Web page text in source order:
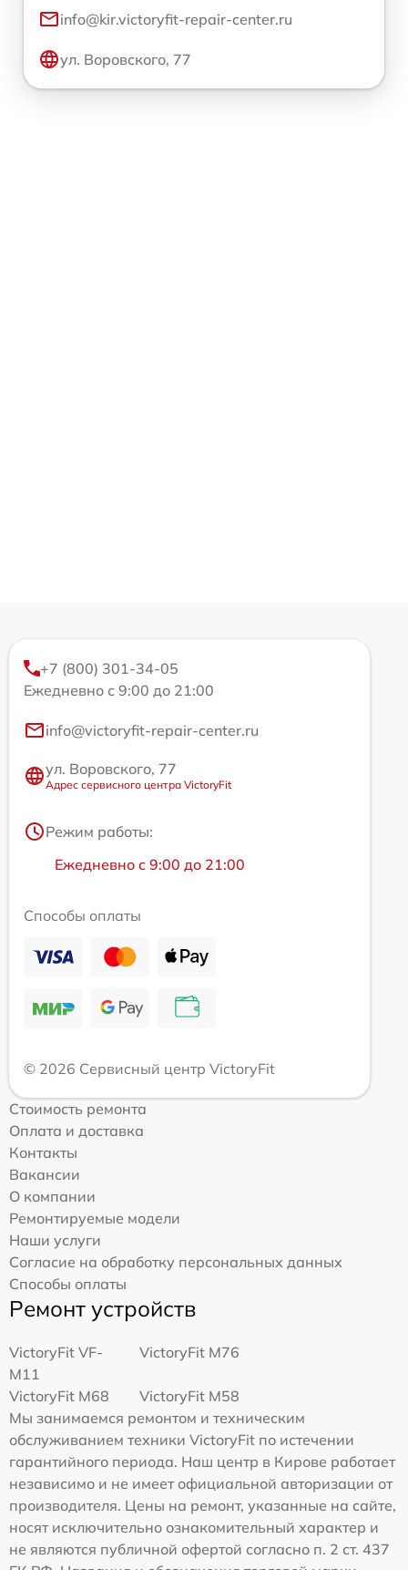
info@kir.victoryfit-repair-center.ru
ул. Воровского, 77
+7 (800) 301-34-05
Ежедневно с 9:00 до 21:00
info@victoryfit-repair-center.ru
ул. Воровского, 77
Адрес сервисного центра VictoryFit
Режим работы:
Ежедневно с 9:00 до 21:00
Способы оплаты
© 2026 Сервисный центр VictoryFit
Стоимость ремонта
Оплата и доставка
Контакты
Вакансии
О компании
Ремонтируемые модели
Наши услуги
Согласие на обработку персональных данных
Способы оплаты
Ремонт устройств
VictoryFit VF-
M11
VictoryFit M76
VictoryFit M68
VictoryFit M58
Мы занимаемся ремонтом и техническим
обслуживанием техники VictoryFit по истечении
гарантийного периода. Наш центр в Кирове работает
независимо и не имеет официальной авторизации от
производителя. Цены на ремонт, указанные на сайте,
носят исключительно ознакомительный характер и
не являются публичной офертой согласно п. 2 ст. 437